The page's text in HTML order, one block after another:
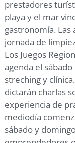
prestadores
playa y el mar
gastronomía. Las
jornada de
Los Juegos
agenda el
streching y
dictarán charlas
experiencia de
mediodía
sábado y